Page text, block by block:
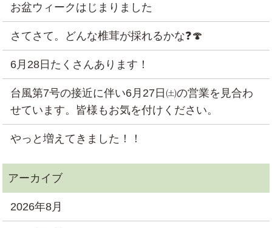
お盆ウィークはじまりました
さてさて。どんな椎茸が採れるかな❓🍄
6月28日たくさんあります！
台風第7号の接近に伴い6月27日㈯の営業を見合わ
せています。皆様もお気を付けください。
やっと増えてきました！！
2026年8月